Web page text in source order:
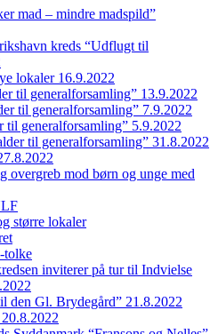
mad – mindre madspild”
kreds “Udflugt til
lokaler 16.9.2022
til generalforsamling” 13.9.2022
til generalforsamling” 7.9.2022
generalforsamling” 5.9.2022
til generalforsamling” 31.8.2022
overgreb mod børn og unge med
større lokaler
tolke
inviterer på tur til Indvielse
den Gl. Brydegård” 21.8.2022